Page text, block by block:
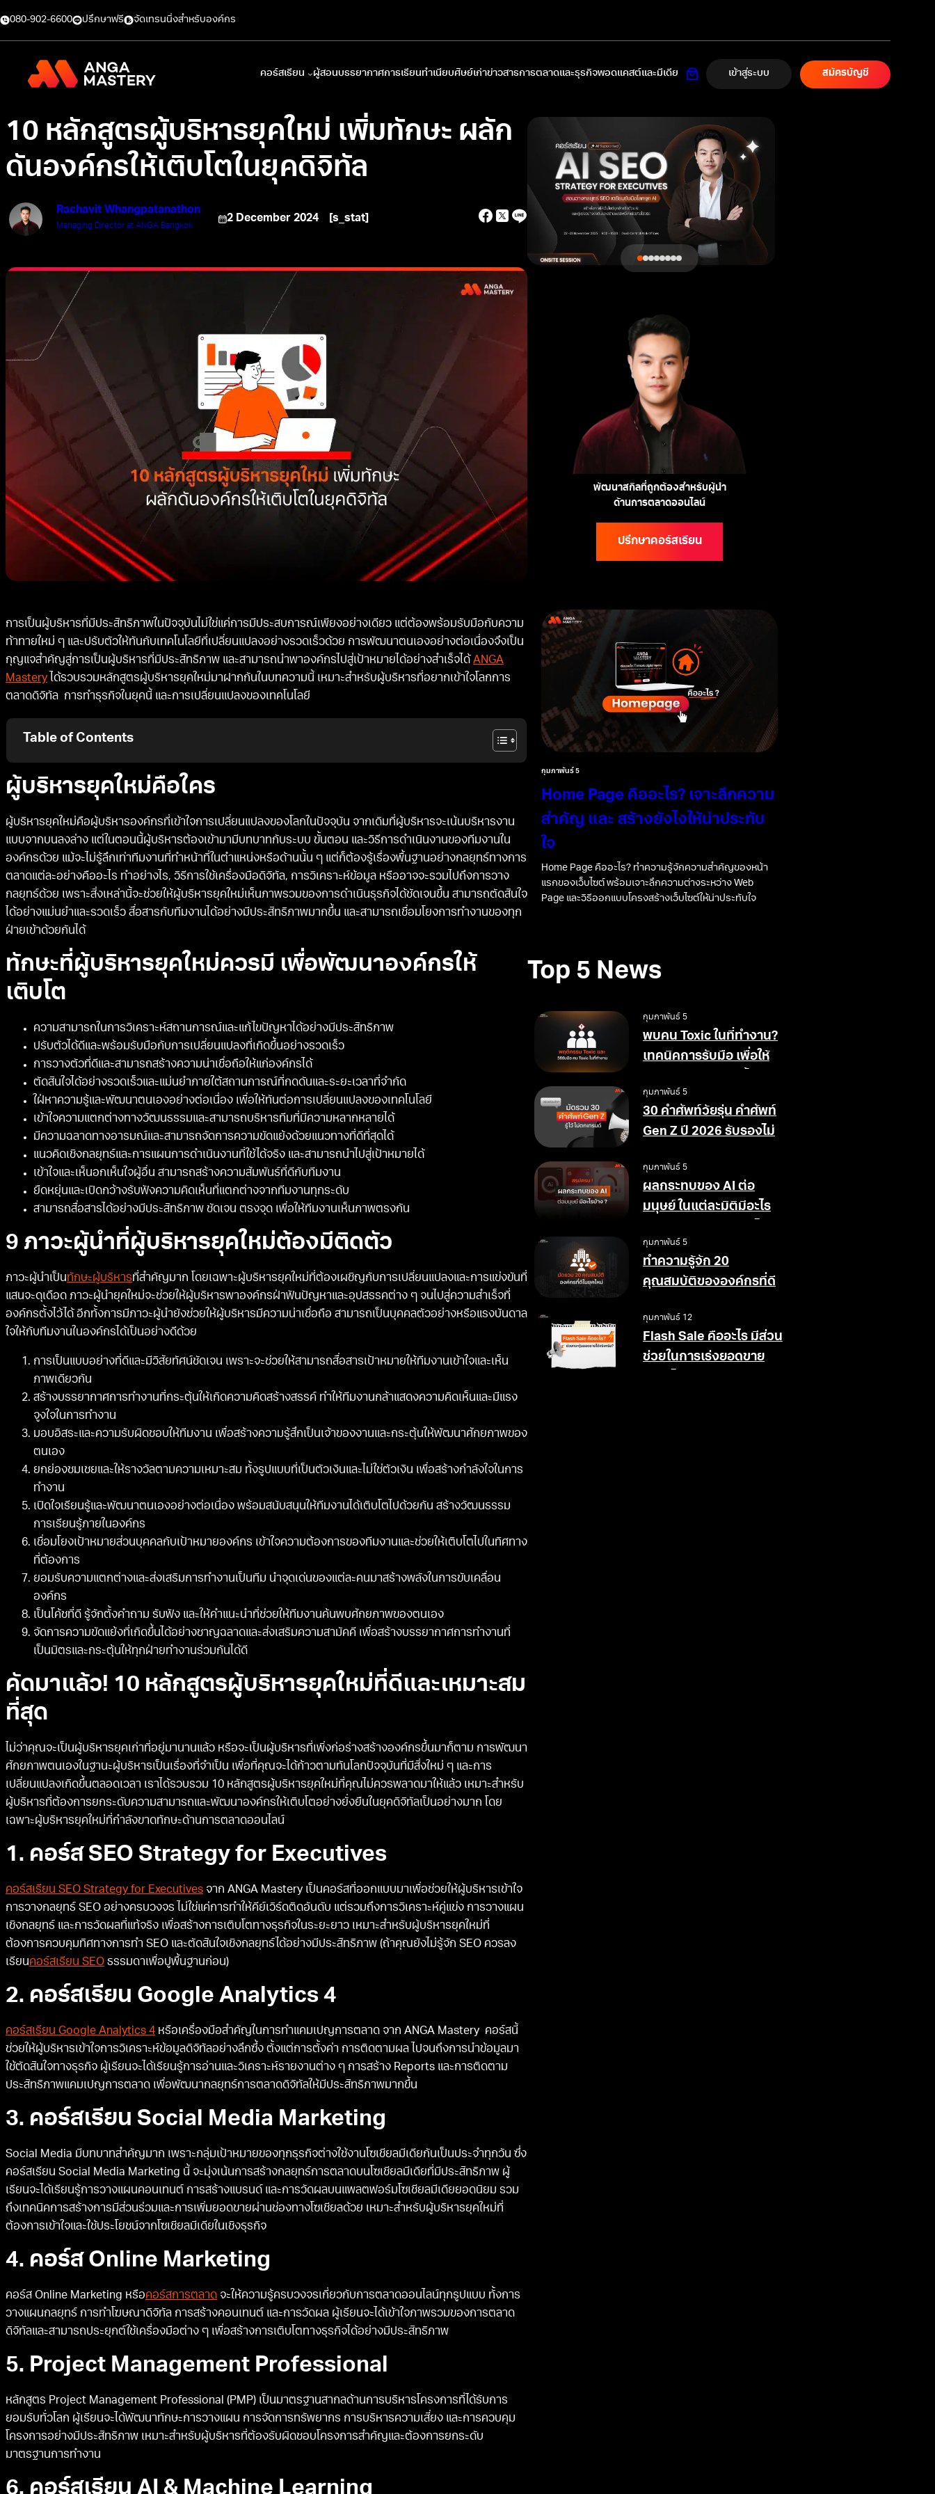
080-902-6600 ปรึกษาฟรี จัดเทรนนิ่งสำหรับองค์กร
คอร์สเรียน ผู้สอนบรรยากาศการเรียนทำเนียบศิษย์เก่าข่าวสารการตลาดและธุรกิจพอดแคสต์และมีเดีย เข้าสู่ระบบ สมัครบัญชี
10 หลักสูตรผู้บริหารยุคใหม่ เพิ่มทักษะ ผลัก
ดันองค์กรให้เติบโตในยุคดิจิทัล
Rachavit Whangpatanathon
Managing Director at ANGA Bangkok
2 December 2024 [s_stat]
การเป็นผู้บริหารที่มีประสิทธิภาพในปัจจุบันไม่ใช่แค่การมีประสบการณ์เพียงอย่างเดียว แต่ต้องพร้อมรับมือกับความ
ท้าทายใหม่ ๆ และปรับตัวให้ทันกับเทคโนโลยีที่เปลี่ยนแปลงอย่างรวดเร็วด้วย การพัฒนาตนเองอย่างต่อเนื่องจึงเป็น
กุญแจสำคัญสู่การเป็นผู้บริหารที่มีประสิทธิภาพ และสามารถนำพาองค์กรไปสู่เป้าหมายได้อย่างสำเร็จได้ ANGA
Mastery ได้รวบรวมหลักสูตรผู้บริหารยุคใหม่มาฝากกันในบทความนี้ เหมาะสำหรับผู้บริหารที่อยากเข้าใจโลกการ
ตลาดดิจิทัล การทำธุรกิจในยุคนี้ และการเปลี่ยนแปลงของเทคโนโลยี
Table of Contents
ผู้บริหารยุคใหม่คือใคร
ผู้บริหารยุคใหม่คือผู้บริหารองค์กรที่เข้าใจการเปลี่ยนแปลงของโลกในปัจจุบัน จากเดิมที่ผู้บริหารจะเน้นบริหารงาน
แบบจากบนลงล่าง แต่ในตอนนี้ผู้บริหารต้องเข้ามามีบทบาทกับระบบ ขั้นตอน และวิธีการดำเนินงานของทีมงานใน
องค์กรด้วย แม้จะไม่รู้ลึกเท่าทีมงานที่ทำหน้าที่ในตำแหน่งหรือด้านนั้น ๆ แต่ก็ต้องรู้เรื่องพื้นฐานอย่างกลยุทธ์ทางการ
ตลาดแต่ละอย่างคืออะไร ทำอย่างไร, วิธีการใช้เครื่องมือดิจิทัล, การวิเคราะห์ข้อมูล หรืออาจจะรวมไปถึงการวาง
กลยุทธ์ด้วย เพราะสิ่งเหล่านี้จะช่วยให้ผู้บริหารยุคใหม่เห็นภาพรวมของการดำเนินธุรกิจได้ชัดเจนขึ้น สามารถตัดสินใจ
ได้อย่างแม่นยำและรวดเร็ว สื่อสารกับทีมงานได้อย่างมีประสิทธิภาพมากขึ้น และสามารถเชื่อมโยงการทำงานของทุก
ฝ่ายเข้าด้วยกันได้
ทักษะที่ผู้บริหารยุคใหม่ควรมี เพื่อพัฒนาองค์กรให้
เติบโต
ความสามารถในการวิเคราะห์สถานการณ์และแก้ไขปัญหาได้อย่างมีประสิทธิภาพ
ปรับตัวได้ดีและพร้อมรับมือกับการเปลี่ยนแปลงที่เกิดขึ้นอย่างรวดเร็ว
การวางตัวที่ดีและสามารถสร้างความน่าเชื่อถือให้แก่องค์กรได้
ตัดสินใจได้อย่างรวดเร็วและแม่นยำภายใต้สถานการณ์ที่กดดันและระยะเวลาที่จำกัด
ใฝ่หาความรู้และพัฒนาตนเองอย่างต่อเนื่อง เพื่อให้ทันต่อการเปลี่ยนแปลงของเทคโนโลยี
เข้าใจความแตกต่างทางวัฒนธรรมและสามารถบริหารทีมที่มีความหลากหลายได้
มีความฉลาดทางอารมณ์และสามารถจัดการความขัดแย้งด้วยแนวทางที่ดีที่สุดได้
แนวคิดเชิงกลยุทธ์และการแผนการดำเนินงานที่ใช้ได้จริง และสามารถนำไปสู่เป้าหมายได้
เข้าใจและเห็นอกเห็นใจผู้อื่น สามารถสร้างความสัมพันธ์ที่ดีกับทีมงาน
ยืดหยุ่นและเปิดกว้างรับฟังความคิดเห็นที่แตกต่างจากทีมงานทุกระดับ
สามารถสื่อสารได้อย่างมีประสิทธิภาพ ชัดเจน ตรงจุด เพื่อให้ทีมงานเห็นภาพตรงกัน
9 ภาวะผู้นําที่ผู้บริหารยุคใหม่ต้องมีติดตัว
ภาวะผู้นำเป็นทักษะผู้บริหารที่สำคัญมาก โดยเฉพาะผู้บริหารยุคใหม่ที่ต้องเผชิญกับการเปลี่ยนแปลงและการแข่งขันที่
แสนจะดุเดือด ภาวะผู้นำยุคใหม่จะช่วยให้ผู้บริหารพาองค์กรฝ่าฟันปัญหาและอุปสรรคต่าง ๆ จนไปสู่ความสำเร็จที่
องค์กรตั้งไว้ได้ อีกทั้งการมีภาวะผู้นำยังช่วยให้ผู้บริหารมีความน่าเชื่อถือ สามารถเป็นบุคคลตัวอย่างหรือแรงบันดาล
ใจให้กับทีมงานในองค์กรได้เป็นอย่างดีด้วย
การเป็นแบบอย่างที่ดีและมีวิสัยทัศน์ชัดเจน เพราะจะช่วยให้สามารถสื่อสารเป้าหมายให้ทีมงานเข้าใจและเห็น
ภาพเดียวกัน
สร้างบรรยากาศการทำงานที่กระตุ้นให้เกิดความคิดสร้างสรรค์ ทำให้ทีมงานกล้าแสดงความคิดเห็นและมีแรง
จูงใจในการทำงาน
มอบอิสระและความรับผิดชอบให้ทีมงาน เพื่อสร้างความรู้สึกเป็นเจ้าของงานและกระตุ้นให้พัฒนาศักยภาพของ
ตนเอง
ยกย่องชมเชยและให้รางวัลตามความเหมาะสม ทั้งรูปแบบที่เป็นตัวเงินและไม่ใช่ตัวเงิน เพื่อสร้างกำลังใจในการ
ทำงาน
เปิดใจเรียนรู้และพัฒนาตนเองอย่างต่อเนื่อง พร้อมสนับสนุนให้ทีมงานได้เติบโตไปด้วยกัน สร้างวัฒนธรรม
การเรียนรู้ภายในองค์กร
เชื่อมโยงเป้าหมายส่วนบุคคลกับเป้าหมายองค์กร เข้าใจความต้องการของทีมงานและช่วยให้เติบโตไปในทิศทาง
ที่ต้องการ
ยอมรับความแตกต่างและส่งเสริมการทำงานเป็นทีม นำจุดเด่นของแต่ละคนมาสร้างพลังในการขับเคลื่อน
องค์กร
เป็นโค้ชที่ดี รู้จักตั้งคำถาม รับฟัง และให้คำแนะนำที่ช่วยให้ทีมงานค้นพบศักยภาพของตนเอง
จัดการความขัดแย้งที่เกิดขึ้นได้อย่างชาญฉลาดและส่งเสริมความสามัคคี เพื่อสร้างบรรยากาศการทำงานที่
เป็นมิตรและกระตุ้นให้ทุกฝ่ายทำงานร่วมกันได้ดี
คัดมาแล้ว! 10 หลักสูตรผู้บริหารยุคใหม่ที่ดีและเหมาะสม
ที่สุด
ไม่ว่าคุณจะเป็นผู้บริหารยุคเก่าที่อยู่มานานแล้ว หรือจะเป็นผู้บริหารที่เพิ่งก่อร่างสร้างองค์กรขึ้นมาก็ตาม การพัฒนา
ศักยภาพตนเองในฐานะผู้บริหารเป็นเรื่องที่จำเป็น เพื่อที่คุณจะได้ก้าวตามทันโลกปัจจุบันที่มีสิ่งใหม่ ๆ และการ
เปลี่ยนแปลงเกิดขึ้นตลอดเวลา เราได้รวบรวม 10 หลักสูตรผู้บริหารยุคใหม่ที่คุณไม่ควรพลาดมาให้แล้ว เหมาะสำหรับ
ผู้บริหารที่ต้องการยกระดับความสามารถและพัฒนาองค์กรให้เติบโตอย่างยั่งยืนในยุคดิจิทัลเป็นอย่างมาก โดย
เฉพาะผู้บริหารยุคใหม่ที่กำลังขาดทักษะด้านการตลาดออนไลน์
1. คอร์ส SEO Strategy for Executives
คอร์สเรียน SEO Strategy for Executives จาก ANGA Mastery เป็นคอร์สที่ออกแบบมาเพื่อช่วยให้ผู้บริหารเข้าใจ
การวางกลยุทธ์ SEO อย่างครบวงจร ไม่ใช่แค่การทำให้คีย์เวิร์ดติดอันดับ แต่รวมถึงการวิเคราะห์คู่แข่ง การวางแผน
เชิงกลยุทธ์ และการวัดผลที่แท้จริง เพื่อสร้างการเติบโตทางธุรกิจในระยะยาว เหมาะสำหรับผู้บริหารยุคใหม่ที่
ต้องการควบคุมทิศทางการทำ SEO และตัดสินใจเชิงกลยุทธ์ได้อย่างมีประสิทธิภาพ (ถ้าคุณยังไม่รู้จัก SEO ควรลง
เรียนคอร์สเรียน SEO ธรรมดาเพื่อปูพื้นฐานก่อน)
2. คอร์สเรียน Google Analytics 4
คอร์สเรียน Google Analytics 4 หรือเครื่องมือสำคัญในการทำแคมเปญการตลาด จาก ANGA Mastery คอร์สนี้
ช่วยให้ผู้บริหารเข้าใจการวิเคราะห์ข้อมูลดิจิทัลอย่างลึกซึ้ง ตั้งแต่การตั้งค่า การติดตามผล ไปจนถึงการนำข้อมูลมา
ใช้ตัดสินใจทางธุรกิจ ผู้เรียนจะได้เรียนรู้การอ่านและวิเคราะห์รายงานต่าง ๆ การสร้าง Reports และการติดตาม
ประสิทธิภาพแคมเปญการตลาด เพื่อพัฒนากลยุทธ์การตลาดดิจิทัลให้มีประสิทธิภาพมากขึ้น
3. คอร์สเรียน Social Media Marketing
Social Media มีบทบาทสำคัญมาก เพราะกลุ่มเป้าหมายของทุกธุรกิจต่างใช้งานโซเชียลมีเดียกันเป็นประจำทุกวัน ซึ่ง
คอร์สเรียน Social Media Marketing นี้ จะมุ่งเน้นการสร้างกลยุทธ์การตลาดบนโซเชียลมีเดียที่มีประสิทธิภาพ ผู้
เรียนจะได้เรียนรู้การวางแผนคอนเทนต์ การสร้างแบรนด์ และการวัดผลบนแพลตฟอร์มโซเชียลมีเดียยอดนิยม รวม
ถึงเทคนิคการสร้างการมีส่วนร่วมและการเพิ่มยอดขายผ่านช่องทางโซเชียลด้วย เหมาะสำหรับผู้บริหารยุคใหม่ที่
ต้องการเข้าใจและใช้ประโยชน์จากโซเชียลมีเดียในเชิงธุรกิจ
4. คอร์ส Online Marketing
คอร์ส Online Marketing หรือคอร์สการตลาด จะให้ความรู้ครบวงจรเกี่ยวกับการตลาดออนไลน์ทุกรูปแบบ ทั้งการ
วางแผนกลยุทธ์ การทำโฆษณาดิจิทัล การสร้างคอนเทนต์ และการวัดผล ผู้เรียนจะได้เข้าใจภาพรวมของการตลาด
ดิจิทัลและสามารถประยุกต์ใช้เครื่องมือต่าง ๆ เพื่อสร้างการเติบโตทางธุรกิจได้อย่างมีประสิทธิภาพ
5. Project Management Professional
หลักสูตร Project Management Professional (PMP) เป็นมาตรฐานสากลด้านการบริหารโครงการที่ได้รับการ
ยอมรับทั่วโลก ผู้เรียนจะได้พัฒนาทักษะการวางแผน การจัดการทรัพยากร การบริหารความเสี่ยง และการควบคุม
โครงการอย่างมีประสิทธิภาพ เหมาะสำหรับผู้บริหารที่ต้องรับผิดชอบโครงการสำคัญและต้องการยกระดับ
มาตรฐานการทำงาน
พัฒนาสกิลที่ถูกต้องสำหรับผู้นำ
ด้านการตลาดออนไลน์
ปรึกษาคอร์สเรียน
กุมภาพันธ์ 5
Home Page คืออะไร? เจาะลึกความ
สำคัญ และ สร้างยังไงให้น่าประทับ
ใจ
Home Page คืออะไร? ทำความรู้จักความสำคัญของหน้า
แรกของเว็บไซต์ พร้อมเจาะลึกความต่างระหว่าง Web
Page และวิธีออกแบบโครงสร้างเว็บไซต์ให้น่าประทับใจ
Top 5 News
กุมภาพันธ์ 5
พบคน Toxic ในที่ทำงาน?
เทคนิคการรับมือ เพื่อให้
กุมภาพันธ์ 5
30 คำศัพท์วัยรุ่น คำศัพท์
Gen Z ปี 2026 รับรองไม่
กุมภาพันธ์ 5
ผลกระทบของ AI ต่อ
มนุษย์ ในแต่ละมิติมีอะไร
กุมภาพันธ์ 5
ทำความรู้จัก 20
คุณสมบัติขององค์กรที่ดี
กุมภาพันธ์ 12
Flash Sale คืออะไร มีส่วน
ช่วยในการเร่งยอดขาย